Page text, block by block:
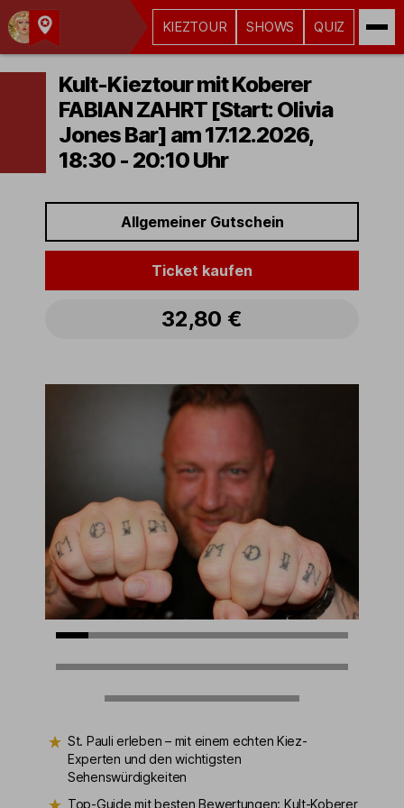
Kult-
Kieztouren
Hamburg
KIEZTOUR SHOWS QUIZ
Kult-Kieztour mit Koberer
FABIAN ZAHRT [Start: Olivia
Jones Bar] am 17.12.2026,
18:30 - 20:10 Uhr
Allgemeiner Gutschein
Ticket kaufen
32,80 €
St. Pauli erleben – mit einem echten Kiez-
Experten und den wichtigsten
Sehenswürdigkeiten
Top-Guide mit besten Bewertungen: Kult-Koberer